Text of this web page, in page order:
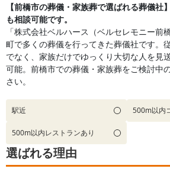
【前橋市の葬儀・家族葬で選ばれる葬儀社
も相談可能です。
「株式会社ベルハース（ベルセレモニー前
町で多くの葬儀を行ってきた葬儀社です。
でなく、家族だけでゆっくり大切な人を見
可能。前橋市での葬儀・家族葬をご検討中
さい。
駅近 500m以内
500m以内レストランあり
選ばれる理由